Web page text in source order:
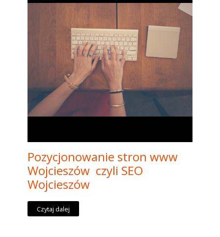
Pozycjonowanie stron www
Wojcieszów czyli SEO
Wojcieszów
Czytaj dalej